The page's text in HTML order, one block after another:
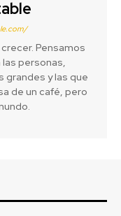
Pensamos
personas,
grandes y las que
de un café, pero